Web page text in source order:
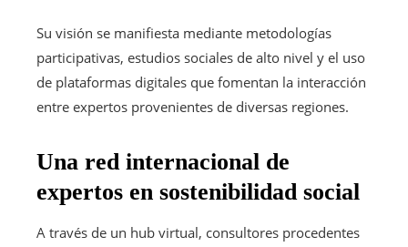
Su visión se manifiesta mediante metodologías
participativas, estudios sociales de alto nivel y el uso
de plataformas digitales que fomentan la interacción
entre expertos provenientes de diversas regiones.
Una red internacional de
expertos en sostenibilidad social
A través de un hub virtual, consultores procedentes